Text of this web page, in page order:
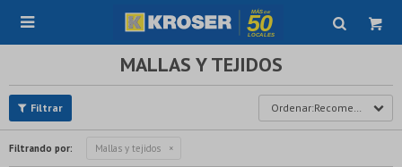

MALLAS Y TEJIDOS
Recomendados
Filtrando por: Mallas y tejidos